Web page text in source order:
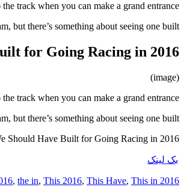
track when you can make a grand entrance
but there’s something about seeing one built…
for Going Racing in 2016
(image)
track when you can make a grand entrance
but there’s something about seeing one built…
Should Have Built for Going Racing in 2016
بک لینک
2016 Have
, the in, This 2016, This Have, This in